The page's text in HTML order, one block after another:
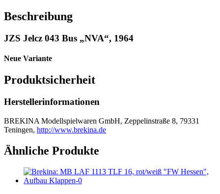
Beschreibung
JZS Jelcz 043 Bus „NVA“, 1964
Neue Variante
Produktsicherheit
Herstellerinformationen
BREKINA Modellspielwaren GmbH, Zeppelinstraße 8, 79331
Teningen, http://www.brekina.de
Ähnliche Produkte